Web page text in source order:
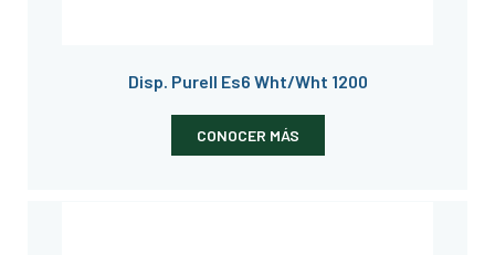
Disp. Purell Es6 Wht/Wht 1200
CONOCER MÁS